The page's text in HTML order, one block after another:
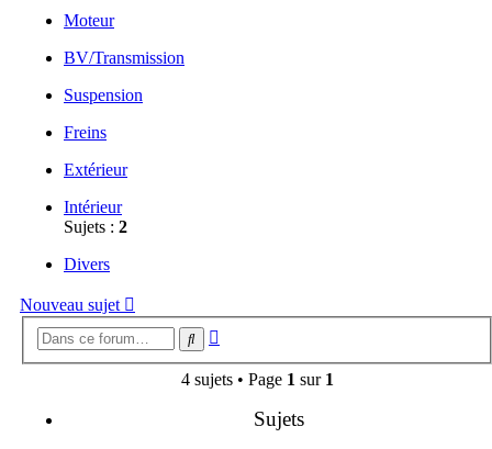
Moteur
BV/Transmission
Suspension
Freins
Extérieur
Intérieur
Sujets : 2
Divers
Nouveau sujet
Rechercher
4 sujets • Page 1 sur 1
Sujets